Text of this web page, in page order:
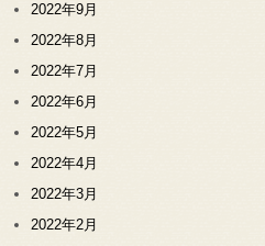
2022年9月
2022年8月
2022年7月
2022年6月
2022年5月
2022年4月
2022年3月
2022年2月